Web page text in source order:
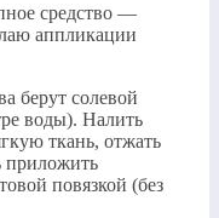
средство —
аппликации
берут солевой
воды). Налить
ткань, отжать
приложить
повязкой (без